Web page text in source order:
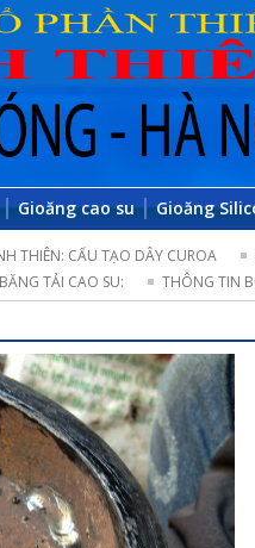
Gioăng cao su Gioăng
THIÊN: CẤU TẠO DÂY CUROA
TẢI CAO SU:
THÔNG TIN